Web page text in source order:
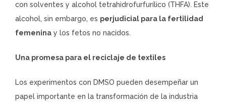
con solventes y alcohol tetrahidrofurfurílico (THFA). Este
alcohol, sin embargo, es perjudicial para la fertilidad
femenina y los fetos no nacidos.
Una promesa para el reciclaje de textiles
Los experimentos con DMSO pueden desempeñar un
papel importante en la transformación de la industria